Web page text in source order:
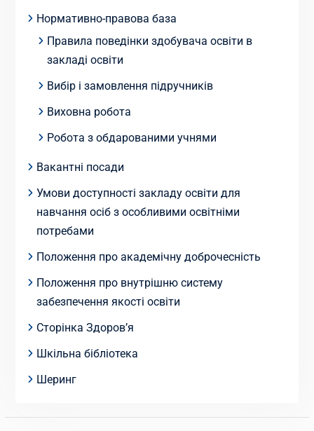
Нормативно-правова база
Правила поведінки здобувача освіти в
закладі освіти
Вибір і замовлення підручників
Виховна робота
Робота з обдарованими учнями
Вакантні посади
Умови доступності закладу освіти для
навчання осіб з особливими освітніми
потребами
Положення про академічну доброчесність
Положення про внутрішню систему
забезпечення якості освіти
Сторінка Здоров’я
Шкільна бібліотека
Шеринг